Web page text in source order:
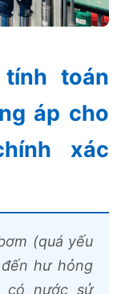
toán
áp cho
xác
(quá yếu
hư hỏng
có nước sử